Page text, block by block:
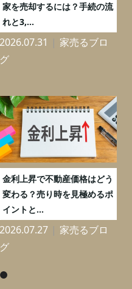
家を売却するには？手続の流
れと3,...
2026.07.31
家売るブロ
グ
金利上昇で不動産価格はどう
変わる？売り時を見極めるポ
イントと...
2026.07.27
家売るブロ
グ